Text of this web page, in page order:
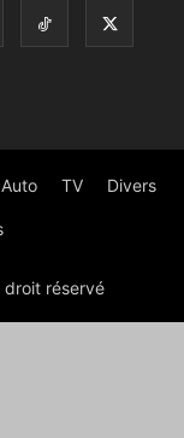
Auto TV Divers
réservé